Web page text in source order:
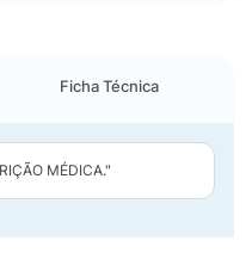
Ficha Técnica
MÉDICA."